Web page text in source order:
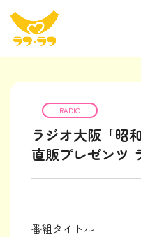
RADIO
ラジオ大阪「昭
直販プレゼンツ
番組タイトル